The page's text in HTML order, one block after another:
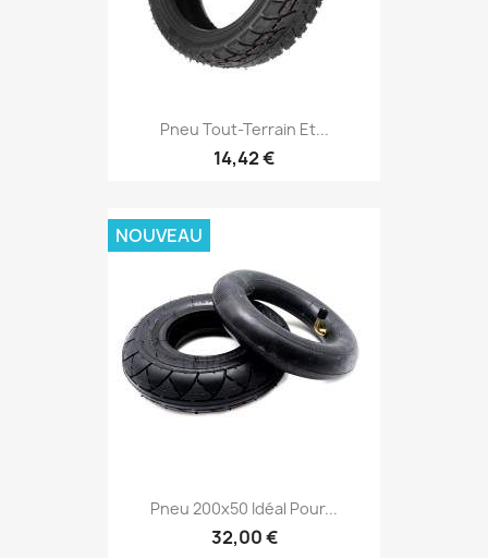
Pneu Tout-Terrain Et...
14,42 €
Pneu 200x50 Idéal Pour...
32,00 €
NOUVEAU